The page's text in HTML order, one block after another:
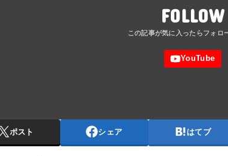
FOLLOW
ポスト シェア はてブ